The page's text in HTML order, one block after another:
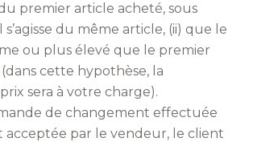
premier article acheté, sous
s’agisse du même article, (ii) que le
ou plus élevé que le premier
cette hypothèse, la
sera à votre charge).
de changement effectuée
acceptée par le vendeur, le client